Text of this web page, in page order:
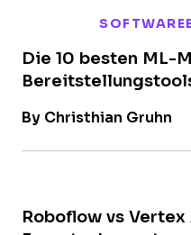
Die 10 besten ML-
By Christhian Gruhn
Roboflow vs